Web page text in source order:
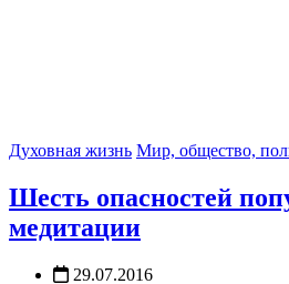
Духовная жизнь Мир, общество,
Шесть опасностей
медитации
29.07.2016